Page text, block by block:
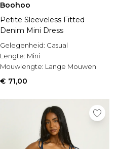
Boohoo
Petite Sleeveless Fitted
Denim Mini Dress
Gelegenheid: Casual
Lengte: Mini
Mouwlengte: Lange Mouwen
€ 71,00